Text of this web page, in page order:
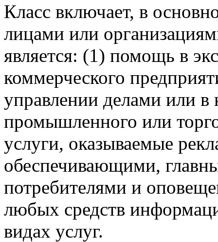
Класс включает, в
лицами или
является: (1) помощь в
коммерческого
управлении делами или в
промышленного или
услуги, оказываемые
обеспечивающими,
потребителями и
любых средств
видах услуг.